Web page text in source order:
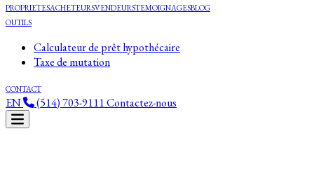
PROPRIETESACHETEURSVENDEURSTEMOIGNAGESBLOG
OUTILS
Calculateur de prêt hypothécaire
Taxe de mutation
CONTACT
EN (514) 703-9111Contactez-nous